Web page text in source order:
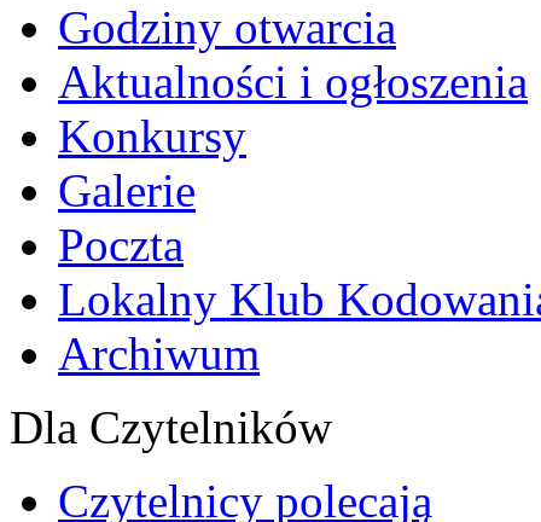
Godziny otwarcia
Aktualności i ogłoszenia
Konkursy
Galerie
Poczta
Lokalny Klub
Archiwum
Dla Czytelników
Czytelnicy polecają